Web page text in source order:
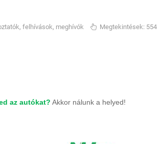
felhívások, meghívók Megtekintések: 554
az autókat? Akkor nálunk a helyed!